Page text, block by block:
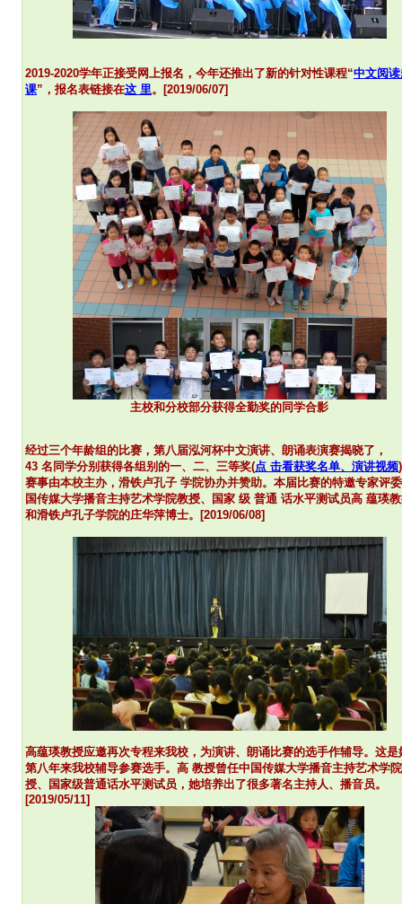
2019-2020学年正接受网上报名，今年还推出了新的针对性课程“中文阅
课”，报名表链接在这 里。[2019/06/07]
主校和分校部分获得全勤奖的同学合影
经过三个年龄组的比赛，第八届泓河杯中文演讲、朗诵表演赛揭晓了，
43 名同学分别获得各组别的一、二、三等奖(点 击看获奖名单、演讲视频
赛事由本校主办，滑铁卢孔子 学院协办并赞助。 本届比赛的特邀专家评
国传媒大学播音主持艺术学院教授、国家 级 普通 话水平测试员高 蕴瑛
和滑铁卢孔子学院的庄华萍博士。[2019/06/08]
高蕴瑛教授应邀再次专程来我校，为演讲、朗诵比赛的选手作辅导。这是
第八年来我校辅导参赛选手。高 教授曾任中国传媒大学播音主持艺术学
授、国家级普通话水平测试员，她培养出了很多著名主持人、播音员。
[2019/05/11]